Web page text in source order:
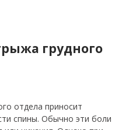
грудного
отдела приносит
спины. Обычно эти боли